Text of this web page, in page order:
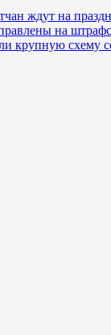
ждут на
на
крупную схему